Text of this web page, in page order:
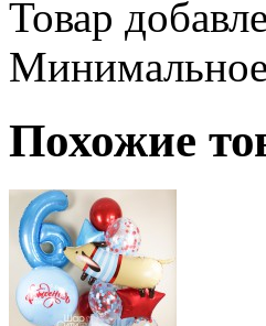
Товар
Похожие